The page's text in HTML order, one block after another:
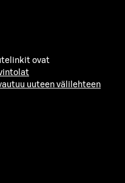
ovat
uuteen välilehteen